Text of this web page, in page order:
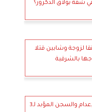
شقة بولاق الدكرور؟
لزوجة وشابين قتلا
بالشرقية
تأييد حكم الإعدام والسجن المؤبد لـ3